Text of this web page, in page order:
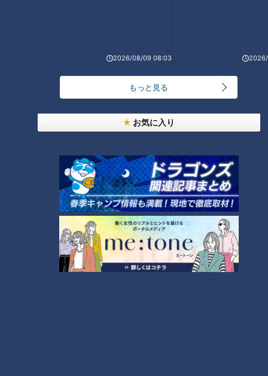
2026/08/09 08:03
もっと見る
お気に入り
クッキング】
方【キユーピー３分クッキン
方【キユーピー３分クッキン
グ】
番組紹介